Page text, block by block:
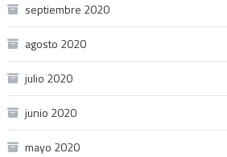
septiembre 2020
agosto 2020
julio 2020
junio 2020
mayo 2020